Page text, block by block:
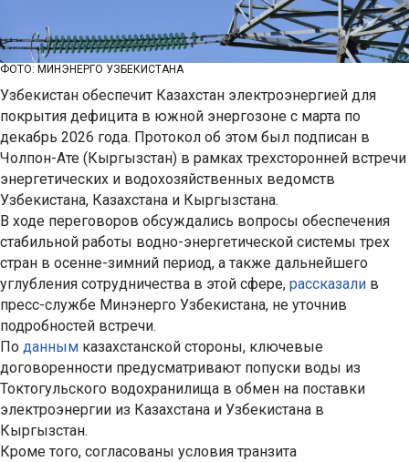
ФОТО: МИНЭНЕРГО УЗБЕКИСТАНА
Узбекистан обеспечит Казахстан электроэнергией для
покрытия дефицита в южной энергозоне с марта по
декабрь 2026 года. Протокол об этом был подписан в
Чолпон-Ате (Кыргызстан) в рамках трехсторонней встречи
энергетических и водохозяйственных ведомств
Узбекистана, Казахстана и Кыргызстана.
В ходе переговоров обсуждались вопросы обеспечения
стабильной работы водно-энергетической системы трех
стран в осенне-зимний период, а также дальнейшего
углубления сотрудничества в этой сфере, рассказали в
пресс-службе Минэнерго Узбекистана, не уточнив
подробностей встречи.
По данным казахстанской стороны, ключевые
договоренности предусматривают попуски воды из
Токтогульского водохранилища в обмен на поставки
электроэнергии из Казахстана и Узбекистана в
Кыргызстан.
Кроме того, согласованы условия транзита